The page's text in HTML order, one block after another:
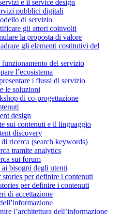
e il service design
pubblici digitali
di servizio
gli attori coinvolti
la proposta di valore
gli elementi costitutivi del
del servizio
l’ecosistema
i flussi di servizio
le soluzioni
di co-progettazione
design
sui contenuti e il linguaggio
discovery
ricerca (search keywords)
tramite analytics
sui forum
bisogni degli utenti
stories per definire i contenuti
per definire i contenuti
di accettazione
l’architettura dell’informazione